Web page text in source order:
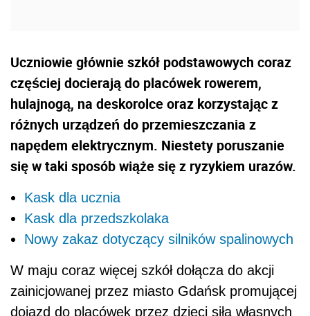
Uczniowie głównie szkół podstawowych coraz
częściej docierają do placówek rowerem,
hulajnogą, na deskorolce oraz korzystając z
różnych urządzeń do przemieszczania z
napędem elektrycznym. Niestety poruszanie
się w taki sposób wiąże się z ryzykiem urazów.
Kask dla ucznia
Kask dla przedszkolaka
Nowy zakaz dotyczący silników spalinowych
W maju coraz więcej szkół dołącza do akcji
zainicjowanej przez miasto Gdańsk promującej
dojazd do placówek przez dzieci siłą własnych